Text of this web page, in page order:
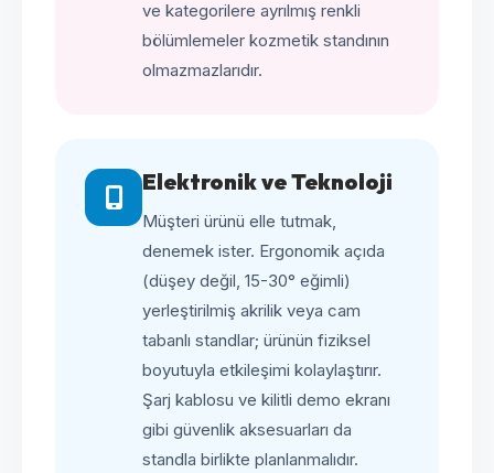
ve kategorilere ayrılmış renkli
bölümlemeler kozmetik standının
olmazmazlarıdır.
Elektronik ve Teknoloji
Müşteri ürünü elle tutmak,
denemek ister. Ergonomik açıda
(düşey değil, 15-30° eğimli)
yerleştirilmiş akrilik veya cam
tabanlı standlar; ürünün fiziksel
boyutuyla etkileşimi kolaylaştırır.
Şarj kablosu ve kilitli demo ekranı
gibi güvenlik aksesuarları da
standla birlikte planlanmalıdır.